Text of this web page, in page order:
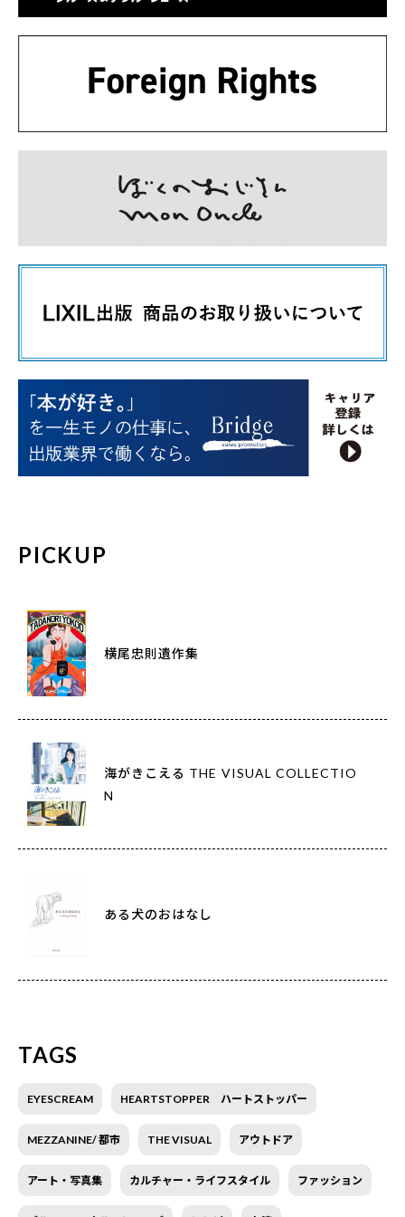
PICKUP
横尾忠則遺作集
海がきこえる THE VISUAL COLLECTIO
N
ある犬のおはなし
TAGS
EYESCREAM HEARTSTOPPER ハートストッパー
MEZZANINE/ 都市 THE VISUAL アウトドア
アート・写真集 カルチャー・ライフスタイル ファッション